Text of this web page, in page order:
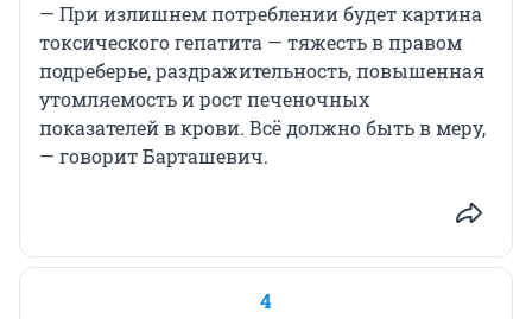
— При излишнем потреблении будет картина
токсического гепатита — тяжесть в правом
подреберье, раздражительность, повышенная
утомляемость и рост печеночных
показателей в крови. Всё должно быть в меру,
— говорит Барташевич.
4